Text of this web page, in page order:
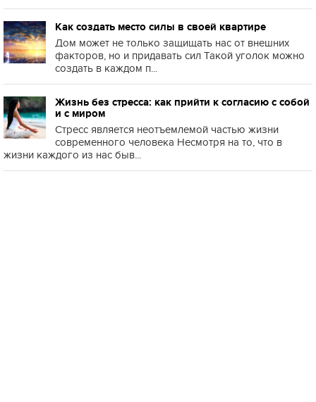
Как создать место силы в своей квартире
Дом может не только защищать нас от внешних
факторов, но и придавать сил Такой уголок можно
создать в каждом п...
Жизнь без стресса: как прийти к согласию с собой
и с миром
Стресс является неотъемлемой частью жизни
современного человека Несмотря на то, что в
жизни каждого из нас быв...